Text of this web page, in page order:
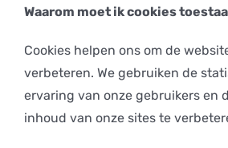
Waarom moet ik cookies
Cookies helpen ons om de
verbeteren. We gebruiken de
ervaring van onze gebruikers en
inhoud van onze sites te